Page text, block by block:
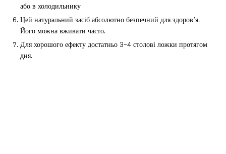
або в холодильнику
Цей натуральний засіб абсолютно безпечний для здоров’я.
Його можна вживати часто.
Для хорошого ефекту достатньо 3-4 столові ложки протягом
дня.